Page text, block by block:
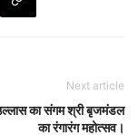
Next article
का संगम श्री बृजमंडल
का रंगारंग महोत्सव।